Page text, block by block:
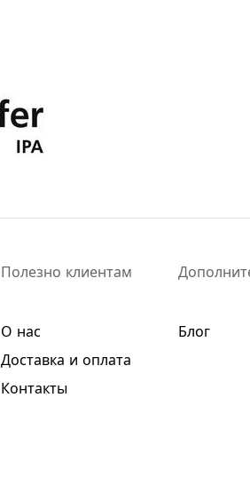
Полезно клиентам
О нас
Доставка и оплата
Контакты
Блог